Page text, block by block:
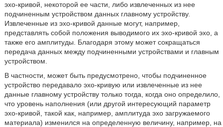
эхо-кривой, некоторой ее части, либо извлеченных из нее
подчиненным устройством данных главному устройству.
Извлеченные из эхо-кривой данные могут, например,
представлять собой положения выводимого их эхо-кривой эхо, а
также его амплитуды. Благодаря этому может сокращаться
передача данных между подчиненными устройствами и главным
устройством.
В частности, может быть предусмотрено, чтобы подчиненное
устройство передавало эхо-кривую или извлеченные из нее
данные главному устройству только тогда, когда оно определило,
что уровень наполнения (или другой интересующий параметр
эхо-кривой, такой как, например, амплитуда эхо загружаемого
материала) изменился на определенную величину, например, на